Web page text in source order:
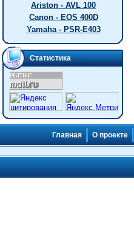
Ariston - AVL 100
Canon - EOS 400D
Yamaha - PSR-E403
Статистика
Главная О проекте